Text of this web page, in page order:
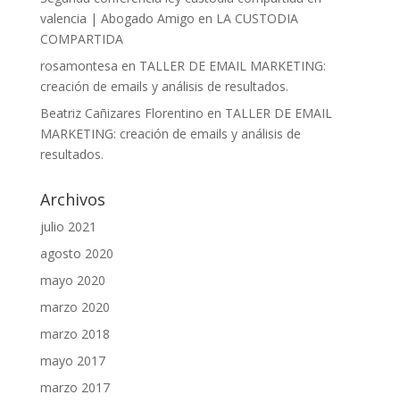
valencia | Abogado Amigo en LA CUSTODIA
COMPARTIDA
rosamontesa en TALLER DE EMAIL MARKETING:
creación de emails y análisis de resultados.
Beatriz Cañizares Florentino en TALLER DE EMAIL
MARKETING: creación de emails y análisis de
resultados.
Archivos
julio 2021
agosto 2020
mayo 2020
marzo 2020
marzo 2018
mayo 2017
marzo 2017